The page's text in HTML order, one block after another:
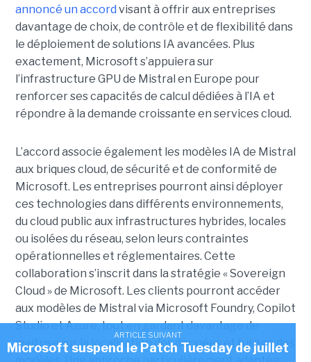
annoncé un accord visant à offrir aux entreprises
davantage de choix, de contrôle et de flexibilité dans
le déploiement de solutions IA avancées. Plus
exactement, Microsoft s’appuiera sur
l’infrastructure GPU de Mistral en Europe pour
renforcer ses capacités de calcul dédiées à l’IA et
répondre à la demande croissante en services cloud.
L’accord associe également les modèles IA de Mistral
aux briques cloud, de sécurité et de conformité de
Microsoft. Les entreprises pourront ainsi déployer
ces technologies dans différents environnements,
du cloud public aux infrastructures hybrides, locales
ou isolées du réseau, selon leurs contraintes
opérationnelles et réglementaires. Cette
collaboration s’inscrit dans la stratégie « Sovereign
Cloud » de Microsoft. Les clients pourront accéder
aux modèles de Mistral via Microsoft Foundry, Copilot
Studio et Azure, tout en gardant davantage de
maîtrise sur la localisation des données et l’usage des
ARTICLE SUIVANT
Microsoft suspend le Patch Tuesday de juillet